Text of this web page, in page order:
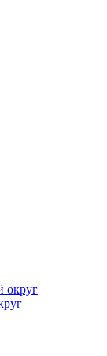
округ